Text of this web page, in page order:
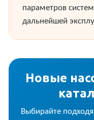
параметров
дальнейшей
Новые
Выбирайте